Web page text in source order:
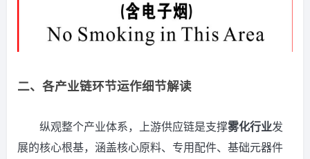
二、各产业链环节运作细节解读
纵观整个产业体系，上游供应链是支撑雾化行业发
展的核心根基，涵盖核心原料、专用配件、基础元器件